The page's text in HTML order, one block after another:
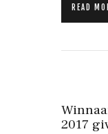
READ
2017